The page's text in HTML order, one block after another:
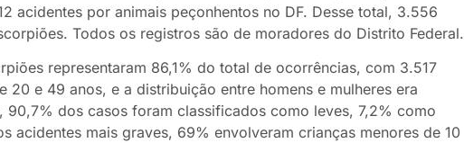
acidentes por animais peçonhentos no DF. Desse total, 3.556
Todos os registros são de moradores do Distrito Federal.
representaram 86,1% do total de ocorrências, com 3.517
20 e 49 anos, e a distribuição entre homens e mulheres era
dos casos foram classificados como leves, 7,2% como
acidentes mais graves, 69% envolveram crianças menores de 10